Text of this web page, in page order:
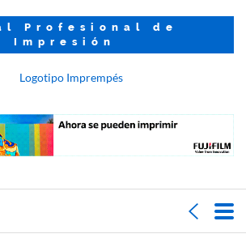
Profesional de
Impresión